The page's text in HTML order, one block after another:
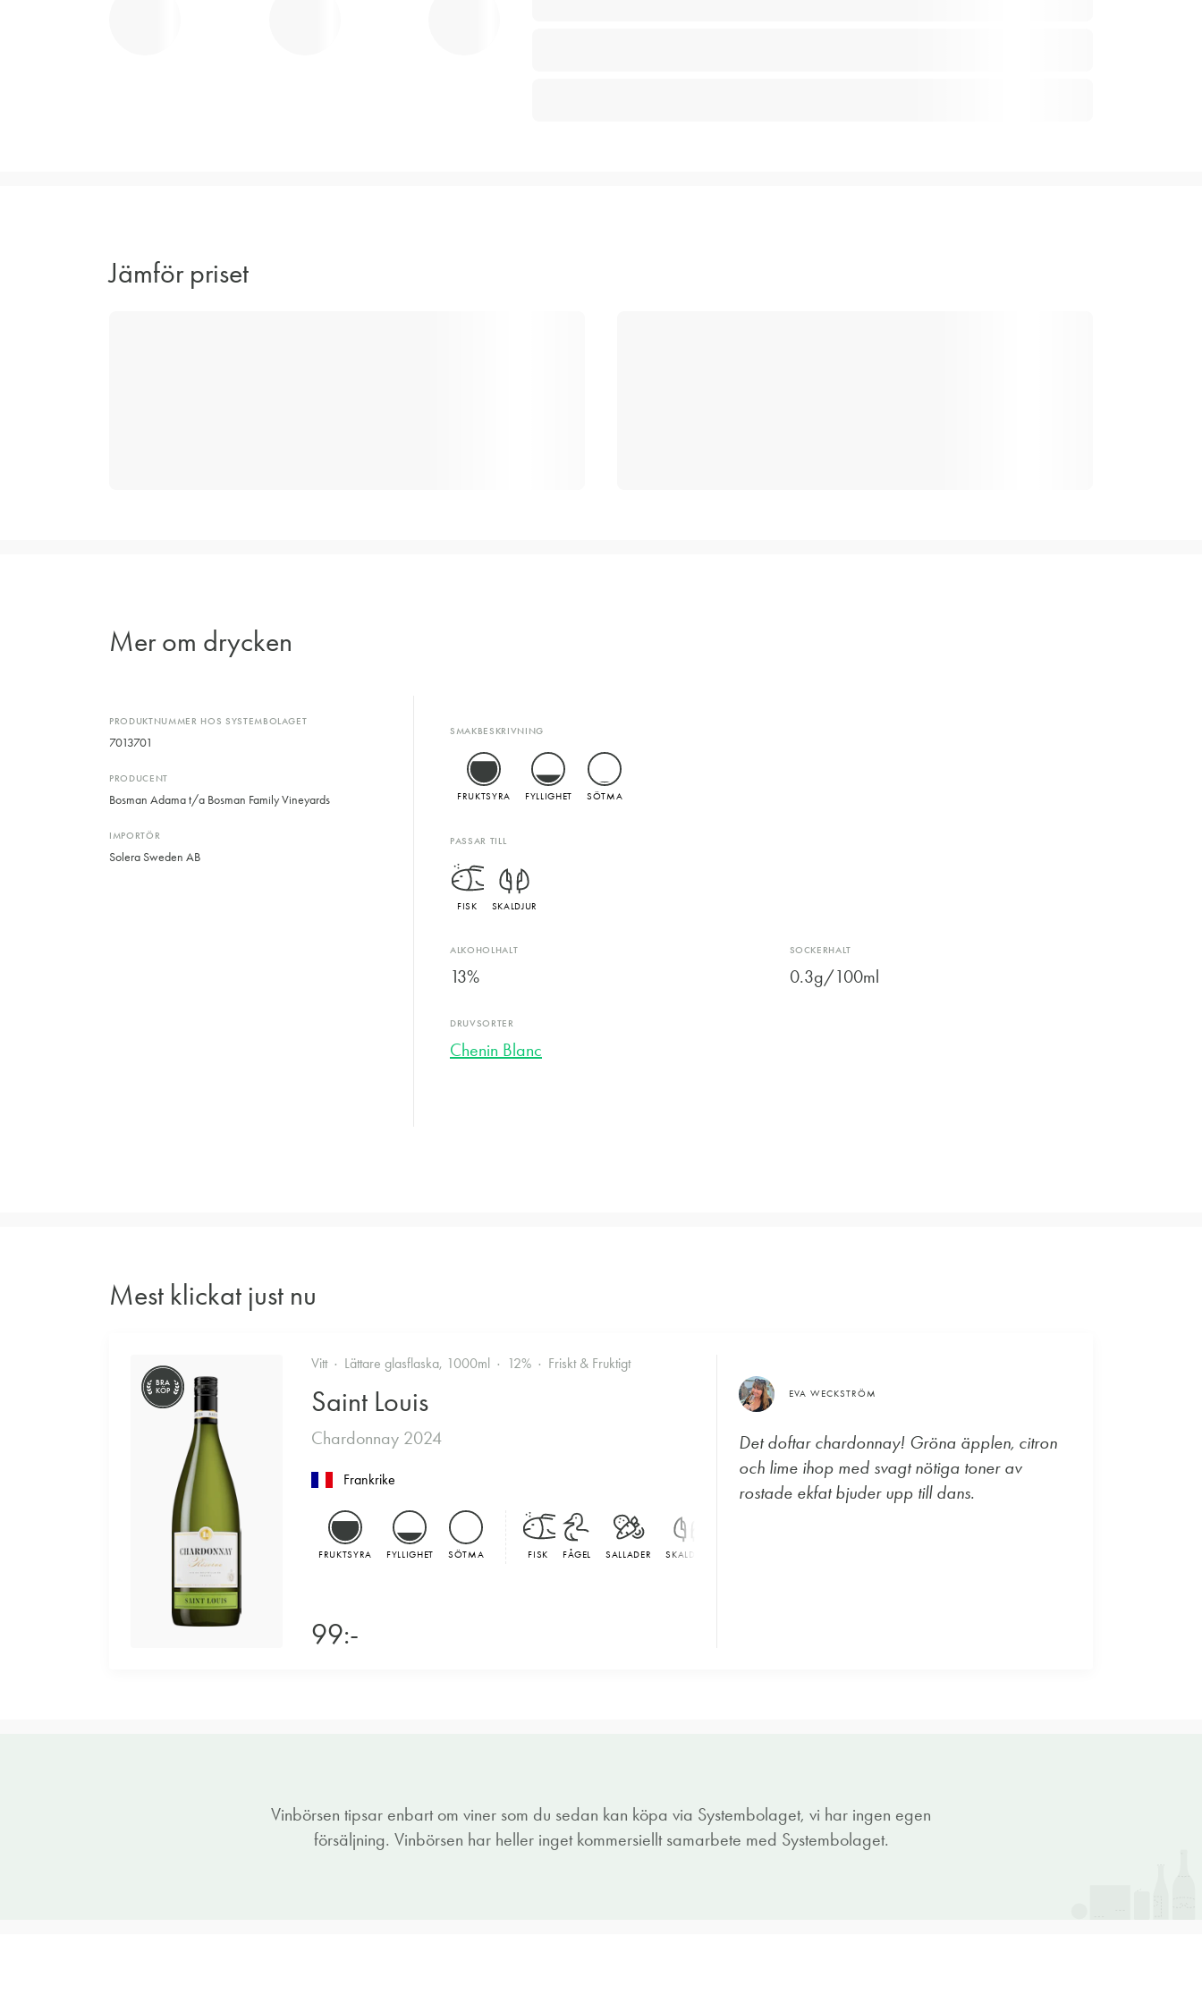
Jämför priset
Mer om drycken
PRODUKTNUMMER HOS SYSTEMBOLAGET
7013701
PRODUCENT
Bosman Adama t/a Bosman Family Vineyards
IMPORTÖR
Solera Sweden AB
SMAKBESKRIVNING
FRUKTSYRA FYLLIGHET SÖTMA
PASSAR TILL
FISK SKALDJUR
ALKOHOLHALT
13%
SOCKERHALT
0.3g/100ml
DRUVSORTER
Chenin Blanc
Mest klickat just nu
BRA
KÖP
Vitt Lättare glasflaska, 1000ml 12% Friskt & Fruktigt
Saint Louis
Chardonnay 2024
Frankrike
FRUKTSYRA FYLLIGHET SÖTMA FISK FÅGEL SALLADER SKALDJUR
99:-
EVA WECKSTRÖM
Det doftar chardonnay! Gröna äpplen, citron
och lime ihop med svagt nötiga toner av
rostade ekfat bjuder upp till dans.
Vinbörsen tipsar enbart om viner som du sedan kan köpa via Systembolaget, vi har ingen egen
försäljning. Vinbörsen har heller inget kommersiellt samarbete med Systembolaget.